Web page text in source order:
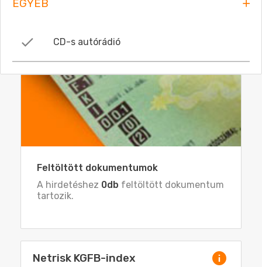
EGYÉB
CD-s autórádió
Feltöltött dokumentumok
A hirdetéshez 0db feltöltött dokumentum
tartozik.
Netrisk KGFB-index